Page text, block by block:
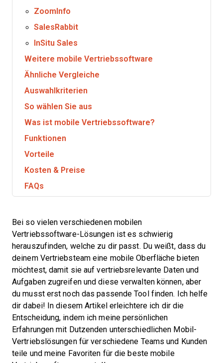
ZoomInfo
SalesRabbit
InSitu Sales
Weitere mobile Vertriebssoftware
Ähnliche Vergleiche
Auswahlkriterien
So wählen Sie aus
Was ist mobile Vertriebssoftware?
Funktionen
Vorteile
Kosten & Preise
FAQs
Bei so vielen verschiedenen mobilen
Vertriebssoftware-Lösungen ist es schwierig
herauszufinden, welche zu dir passt. Du weißt, dass du
deinem Vertriebsteam eine mobile Oberfläche bieten
möchtest, damit sie auf vertriebsrelevante Daten und
Aufgaben zugreifen und diese verwalten können, aber
du musst erst noch das passende Tool finden. Ich helfe
dir dabei! In diesem Artikel erleichtere ich dir die
Entscheidung, indem ich meine persönlichen
Erfahrungen mit Dutzenden unterschiedlichen Mobil-
Vertriebslösungen für verschiedene Teams und Kunden
teile und meine Favoriten für die beste mobile